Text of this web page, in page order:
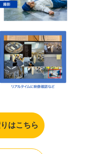
はこちら